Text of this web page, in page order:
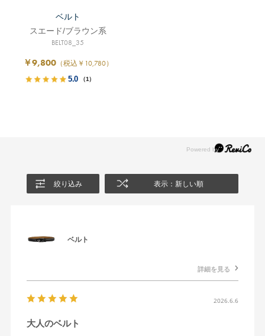
ベルト
スエード/ブラウン系
BELT08_35
￥9,800（税込￥10,780）
5.0 （1）
絞り込み 表示：新しい順
ベルト
詳細を見る
2026.6.6
大人のベルト